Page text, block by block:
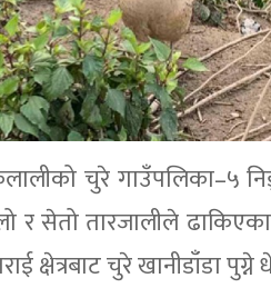
चुरे गाउँपलिका–५
र सेतो तारजालीले
क्षेत्रबाट चुरे खानीडाँडा